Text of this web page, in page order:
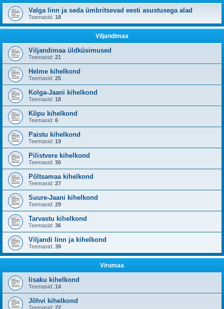
Valga linn ja seda ümbritsevad eesti asustusega alad
Teemasid: 18
Viljandimaa
Viljandimaa üldküsimused
Teemasid: 21
Helme kihelkond
Teemasid: 25
Kolga-Jaani kihelkond
Teemasid: 18
Kõpu kihelkond
Teemasid: 6
Paistu kihelkond
Teemasid: 19
Pilistvere kihelkond
Teemasid: 30
Põltsamaa kihelkond
Teemasid: 27
Suure-Jaani kihelkond
Teemasid: 29
Tarvastu kihelkond
Teemasid: 36
Viljandi linn ja kihelkond
Teemasid: 39
Virumaa
Iisaku kihelkond
Teemasid: 14
Jõhvi kihelkond
Teemasid: 22